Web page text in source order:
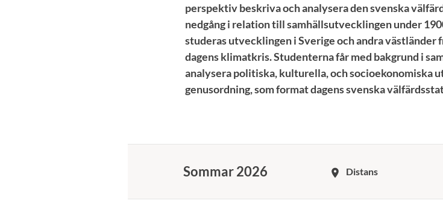
perspektiv beskriva och analysera den svenska
nedgång i relation till samhällsutvecklingen under
studeras utvecklingen i Sverige och andra
dagens klimatkris. Studenterna får med bakgrund i
analysera politiska, kulturella, och socioekonomiska
genusordning, som format dagens svenska
Sommar 2026 room Distans